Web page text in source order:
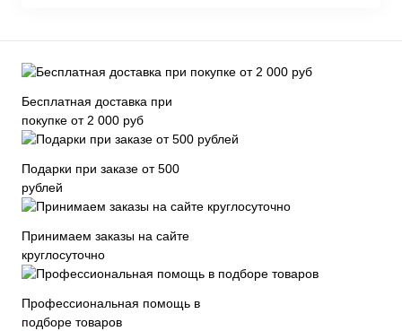
Бесплатная доставка при
покупке от 2 000 руб
Подарки при заказе от 500
рублей
Принимаем заказы на сайте
круглосуточно
Профессиональная помощь в
подборе товаров